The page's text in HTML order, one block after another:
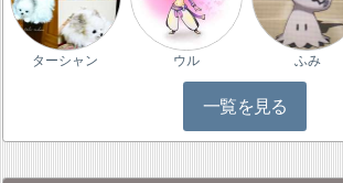
ターシャン ウル ふみ
一覧を見る